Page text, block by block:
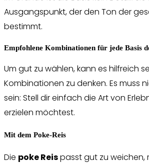
Ausgangspunkt, der den Ton der
bestimmt.
Empfohlene Kombinationen für jede Basis
Um gut zu wählen, kann es hilfreich
Kombinationen zu denken. Es muss
sein: Stell dir einfach die Art von
erzielen möchtest.
Mit dem Poke-Reis
Die poke Reispasst gut zu weichen,